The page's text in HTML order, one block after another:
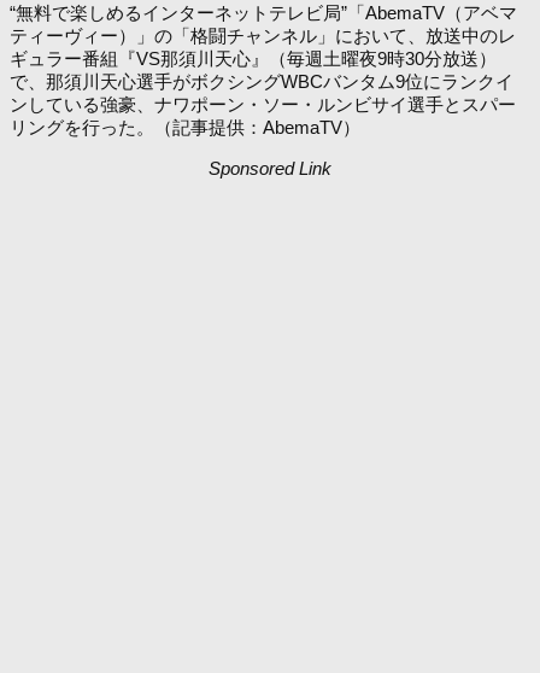
“無料で楽しめるインターネットテレビ局”「AbemaTV（アベマ
ティーヴィー）」の「格闘チャンネル」において、放送中のレ
ギュラー番組『VS那須川天心』（毎週土曜夜9時30分放送）
で、那須川天心選手がボクシングWBCバンタム9位にランクイ
ンしている強豪、ナワポーン・ソー・ルンビサイ選手とスパー
リングを行った。（記事提供：AbemaTV）
Sponsored Link